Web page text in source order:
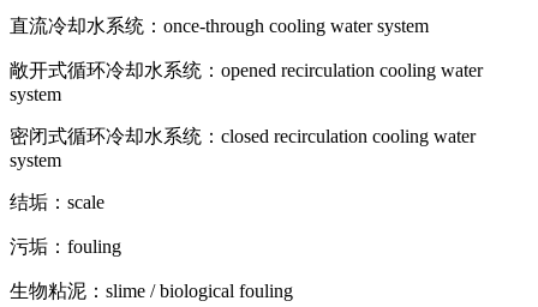
直流冷却水系统：once-through cooling water system
敞开式循环冷却水系统：opened recirculation cooling water
system
密闭式循环冷却水系统：closed recirculation cooling water
system
结垢：scale
污垢：fouling
生物粘泥：slime / biological fouling